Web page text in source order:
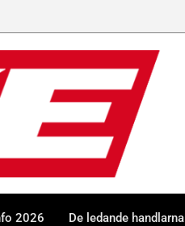
2026 De ledande handlarna